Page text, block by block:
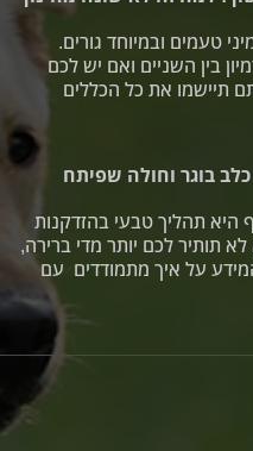
טעמים ובמיוחד גורים.
בין השניים ואם יש לכם
תיישמו את כל הכללים
כלב בוגר וחולה שפיתח
היא תהליך טבעי בהזדקנות
תותיר לכם יותר מדי ברירה,
על איך מתמודדים עם